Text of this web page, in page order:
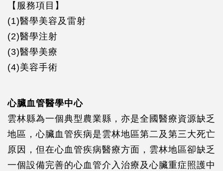
【服務項目】
(1)醫學美容及雷射
(2)醫學注射
(3)醫學美療
(4)美容手術
心臟血管醫學中心
雲林縣為一個典型農業縣，亦是全國醫療資源缺乏
地區，心臟血管疾病是雲林地區第二及第三大死亡
原因，但在心血管疾病醫療方面，雲林地區卻缺乏
一個設備完善的心血管介入治療及心臟重症照護中